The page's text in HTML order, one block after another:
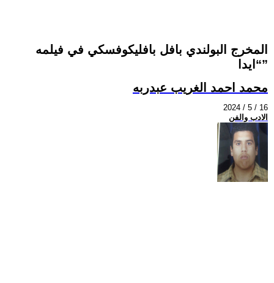
المخرج البولندي بافل بافليكوفسكي في فيلمه
“ايدا”
محمد احمد الغريب عبدربه
2024 / 5 / 16
الادب والفن